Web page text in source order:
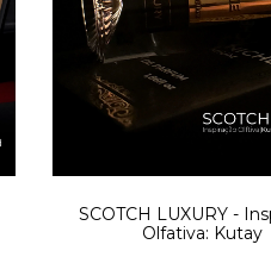
SCOTCH LUXURY -
Olfativa: Kutay